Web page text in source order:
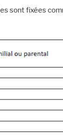
sont fixées